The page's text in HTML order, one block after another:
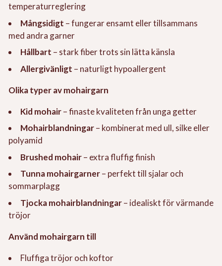
temperaturreglering
Mångsidigt – fungerar ensamt eller tillsammans
med andra garner
Hållbart – stark fiber trots sin lätta känsla
Allergivänligt – naturligt hypoallergent
Olika typer av mohairgarn
Kid mohair– finaste kvaliteten från unga getter
Mohairblandningar– kombinerat med ull, silke eller
polyamid
Brushed mohair– extra fluffig finish
Tunna mohairgarner– perfekt till sjalar och
sommarplagg
Tjocka mohairblandningar– idealiskt för värmande
tröjor
Använd mohairgarn till
Fluffiga tröjor och koftor